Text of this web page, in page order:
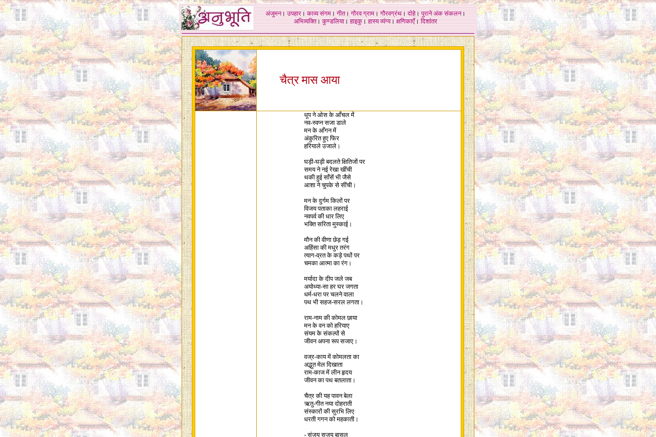
अंजुमन।उपहार।काव्य संगम।गीत।गौरव ग्राम।गौरवग्रंथ।दोहे।पुराने अंक संकलन।
अभिव्यक्ति।कुण्डलिया।हाइकु।हास्य व्यंग्य।क्षणिकाएँ।दिशांतर
चैत्र मास आया
धूप ने ओस के आँचल में
नव-स्वप्न सजा डाले
मन के आँगन में
अंकुरित हुए फिर
हरियाले उजाले।
घड़ी-घड़ी बदलते क्षितिजों पर
समय ने नई रेखा खींची
थकी हुई साँसें भी जैसे
आशा ने चुपके से सींची।
मन के दुर्गम किलों पर
विजय पताका लहराई
नवपर्व की धार लिए
भक्ति सरिता मुस्काई।
मौन की वीणा छेड़ गई
अहिंसा की मधुर तरंग
त्याग-व्रत के कड़े पथों पर
चमका आत्मा का रंग।
मर्यादा के दीप जले जब
अयोध्या-सा हर घर जगता
धर्म-धरा पर चलने वाला
पथ भी सहज-सरल लगता।
राम-नाम की कोमल छाया
मन के वन को हरियाए
संयम के संकल्पों से
जीवन अपना रूप सजाए।
वज्र-काय में कोमलता का
अद्भुत मेल दिखाता
राम-काज में लीन हृदय
जीवन का पथ बतलाता।
चैत्र की यह पावन बेला
ऋतु-गीत नया दोहराती
संस्कारों की सुरभि लिए
धरती गगन को महकाती।
- संजय सुजय बासल